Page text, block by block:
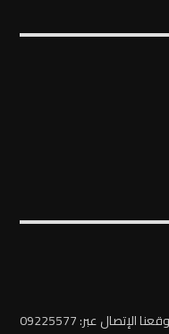
الإتصال عبر: 09225577